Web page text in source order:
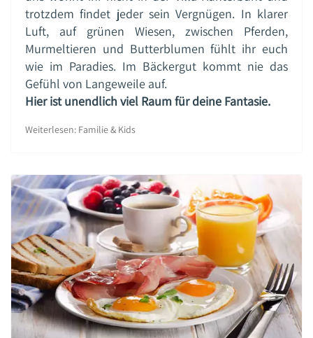
trotzdem findet jeder sein Vergnügen. In klarer
Luft, auf grünen Wiesen, zwischen Pferden,
Murmeltieren und Butterblumen fühlt ihr euch
wie im Paradies. Im Bäckergut kommt nie das
Gefühl von Langeweile auf.
Hier ist unendlich viel Raum für deine Fantasie.
Weiterlesen: Familie & Kids